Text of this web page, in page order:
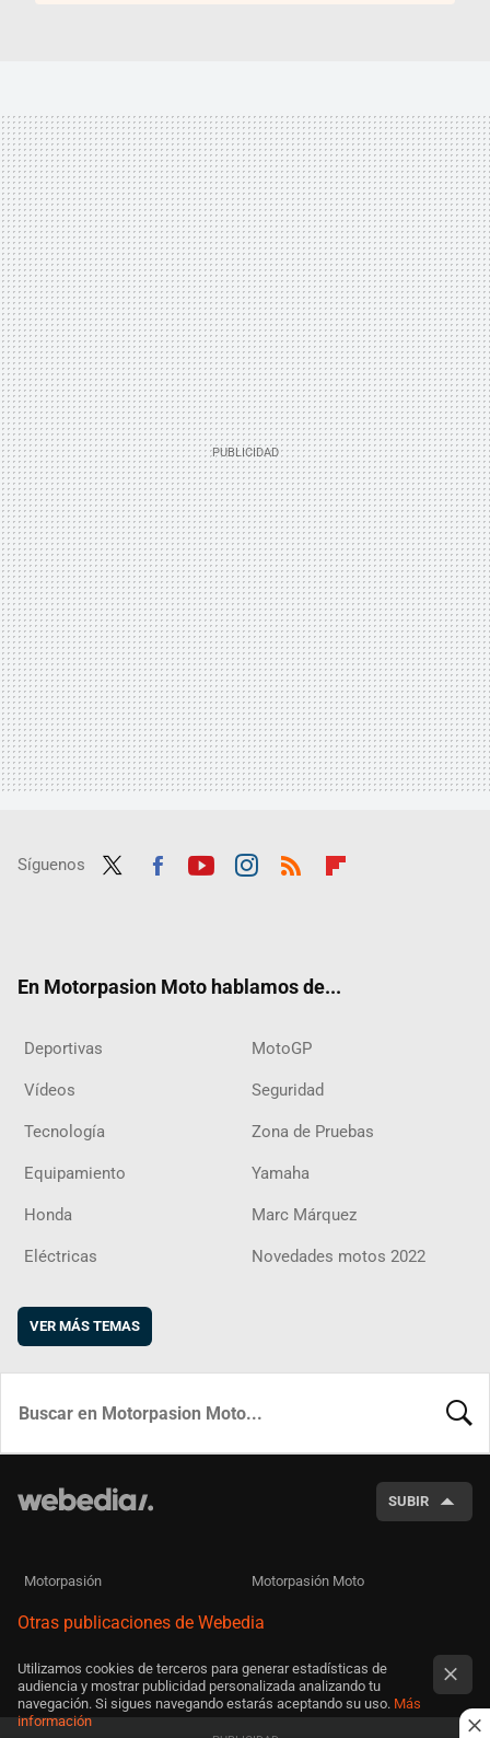
Síguenos
En Motorpasion Moto hablamos de...
Deportivas MotoGP
Vídeos Seguridad
Tecnología Zona de Pruebas
Equipamiento Yamaha
Honda Marc Márquez
Eléctricas Novedades motos 2022
VER MÁS TEMAS
SUBIR
Motorpasión Motorpasión Moto
Otras publicaciones de Webedia
Utilizamos cookies de terceros para generar estadísticas de
audiencia y mostrar publicidad personalizada analizando tu
navegación. Si sigues navegando estarás aceptando su uso. Más
información